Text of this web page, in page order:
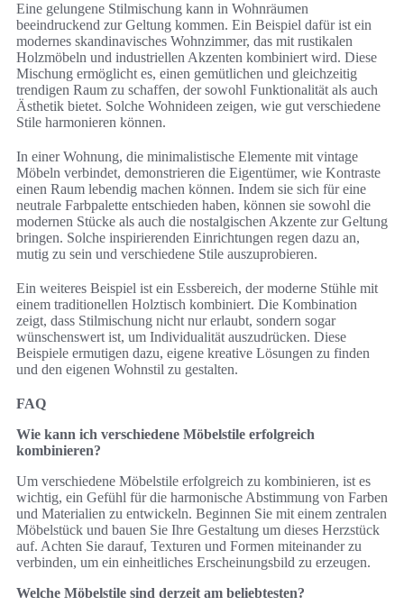
Eine gelungene Stilmischung kann in Wohnräumen
beeindruckend zur Geltung kommen. Ein Beispiel dafür ist ein
modernes skandinavisches Wohnzimmer, das mit rustikalen
Holzmöbeln und industriellen Akzenten kombiniert wird. Diese
Mischung ermöglicht es, einen gemütlichen und gleichzeitig
trendigen Raum zu schaffen, der sowohl Funktionalität als auch
Ästhetik bietet. Solche Wohnideen zeigen, wie gut verschiedene
Stile harmonieren können.
In einer Wohnung, die minimalistische Elemente mit vintage
Möbeln verbindet, demonstrieren die Eigentümer, wie Kontraste
einen Raum lebendig machen können. Indem sie sich für eine
neutrale Farbpalette entschieden haben, können sie sowohl die
modernen Stücke als auch die nostalgischen Akzente zur Geltung
bringen. Solche inspirierenden Einrichtungen regen dazu an,
mutig zu sein und verschiedene Stile auszuprobieren.
Ein weiteres Beispiel ist ein Essbereich, der moderne Stühle mit
einem traditionellen Holztisch kombiniert. Die Kombination
zeigt, dass Stilmischung nicht nur erlaubt, sondern sogar
wünschenswert ist, um Individualität auszudrücken. Diese
Beispiele ermutigen dazu, eigene kreative Lösungen zu finden
und den eigenen Wohnstil zu gestalten.
FAQ
Wie kann ich verschiedene Möbelstile erfolgreich
kombinieren?
Um verschiedene Möbelstile erfolgreich zu kombinieren, ist es
wichtig, ein Gefühl für die harmonische Abstimmung von Farben
und Materialien zu entwickeln. Beginnen Sie mit einem zentralen
Möbelstück und bauen Sie Ihre Gestaltung um dieses Herzstück
auf. Achten Sie darauf, Texturen und Formen miteinander zu
verbinden, um ein einheitliches Erscheinungsbild zu erzeugen.
Welche Möbelstile sind derzeit am beliebtesten?